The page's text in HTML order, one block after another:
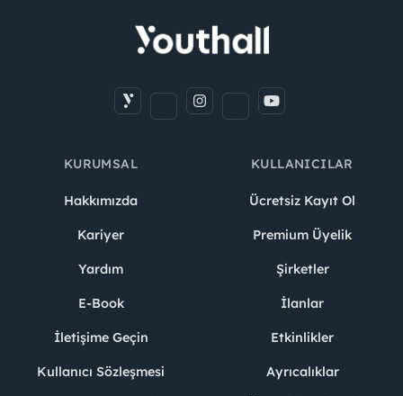
KURUMSAL
Hakkımızda
Kariyer
Yardım
E-Book
İletişime Geçin
Kullanıcı Sözleşmesi
KULLANICILAR
Ücretsiz Kayıt Ol
Premium Üyelik
Şirketler
İlanlar
Etkinlikler
Ayrıcalıklar